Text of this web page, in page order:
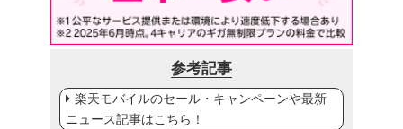
参考記事
楽天モバイルのセール・キャンペーンや最新
ニュース記事はこちら！